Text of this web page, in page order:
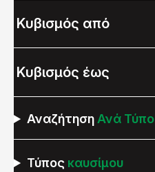
Αναζήτηση Ανά Τύπο
Τύπος καυσίμου